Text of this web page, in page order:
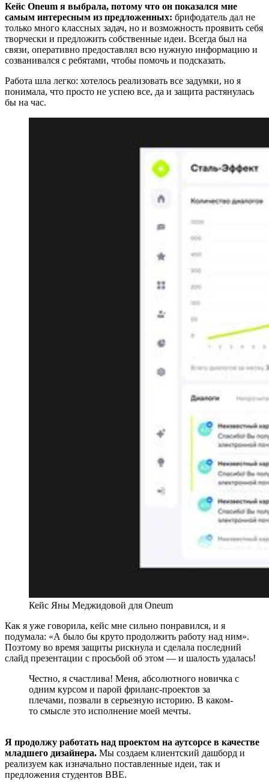
Кейс Oneum я выбрала, потому что он показался мне
самым интересным из предложенных: брифодатель дал не
только много классных задач, но и возможность проявить себя
творчески и предложить собственные идеи. Всегда был на
связи, оперативно предоставлял всю нужную информацию и
созванивался с ребятами, чтобы помочь и подсказать.
Работа шла легко: хотелось реализовать все задумки, но я
понимала, что просто не успею все, да и защита растянулась
бы на час.
Кейс Яны Меджидовой для Oneum
Как я уже говорила, кейс мне сильно понравился, и я
подумала: «А было бы круто продолжить работу над ним».
Поэтому во время защиты рискнула и сделала последний
слайд презентации с просьбой об этом — и шалость удалась!
Честно, я счастлива! Меня, абсолютного новичка с
одним курсом и парой фриланс-проектов за
плечами, позвали в серьезную историю. В каком-
то смысле это исполнение моей мечты.
Я продолжу работать над проектом на аутсорсе в качестве
младшего дизайнера. Мы создаем клиентский дашборд и
реализуем как изначально поставленные идеи, так и
предложения студентов ВВЕ.